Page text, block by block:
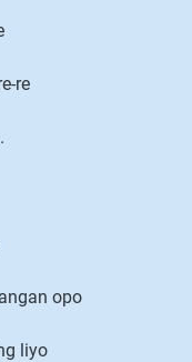
re
opo
liyo